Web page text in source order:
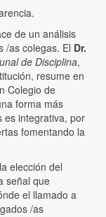
de un análisis
/as colegas. El Dr.
de Disciplina,
resume en
Colegio de
forma más
es integrativa, por
fomentando la
elección del
señal que
el llamado a
/as